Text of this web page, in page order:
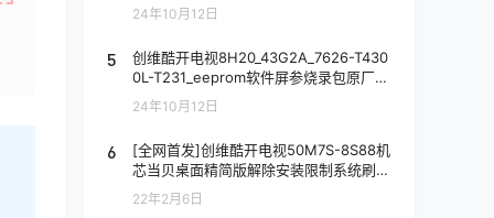
24年10月12日
5
创维酷开电视8H20_43G2A_7626-T430
0L-T231_eeprom软件屏参烧录包原厂程
序U盘数据刷机包
24年10月12日
6
[全网首发]创维酷开电视50M7S-8S88机
芯当贝桌面精简版解除安装限制系统刷机
22年2月6日